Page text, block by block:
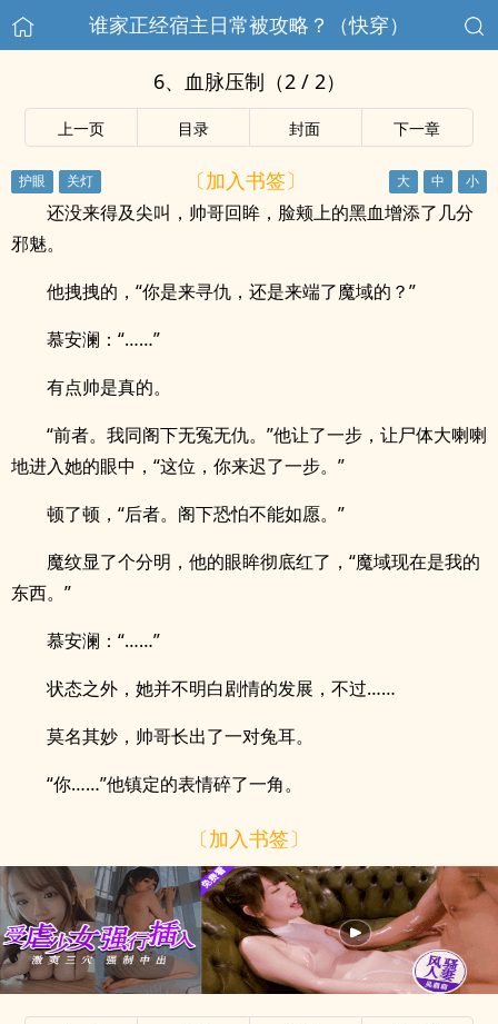
谁家正经宿主日常被攻略？（快穿）
6、血脉压制（2 / 2）
上一页 目录 封面 下一章
〔加入书签〕
还没来得及尖叫，帅哥回眸，脸颊上的黑血增添了几分
邪魅。
他拽拽的，“你是来寻仇，还是来端了魔域的？”
慕安澜：“……”
有点帅是真的。
“前者。我同阁下无冤无仇。”他让了一步，让尸体大喇喇
地进入她的眼中，“这位，你来迟了一步。”
顿了顿，“后者。阁下恐怕不能如愿。”
魔纹显了个分明，他的眼眸彻底红了，“魔域现在是我的
东西。”
慕安澜：“……”
状态之外，她并不明白剧情的发展，不过……
莫名其妙，帅哥长出了一对兔耳。
“你……”他镇定的表情碎了一角。
〔加入书签〕
.